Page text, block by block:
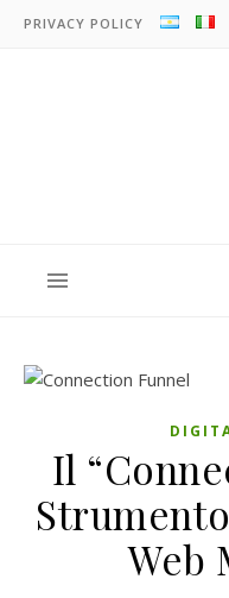
PRIVACY POLICY
Il
Web